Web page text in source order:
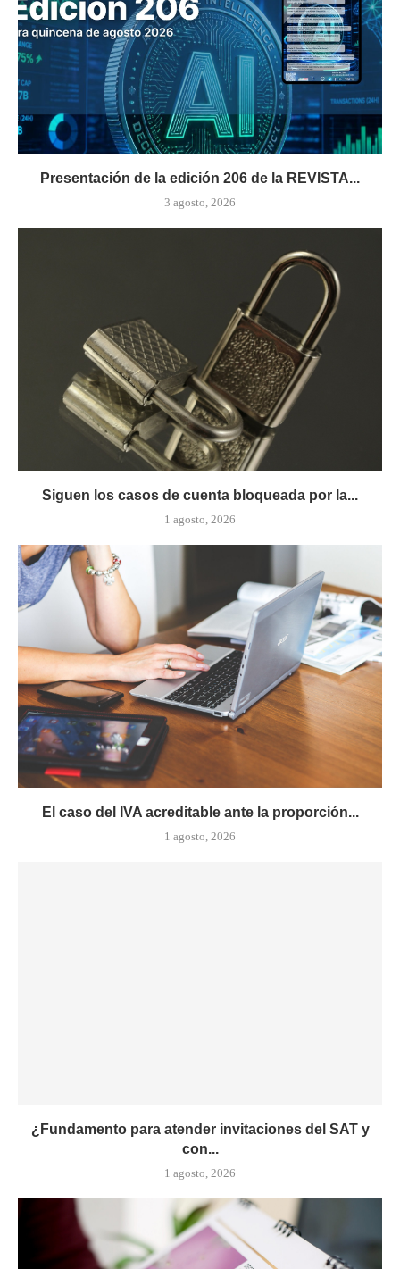
Presentación de la edición 206 de la REVISTA...
3 agosto, 2026
Siguen los casos de cuenta bloqueada por la...
1 agosto, 2026
El caso del IVA acreditable ante la proporción...
1 agosto, 2026
¿Fundamento para atender invitaciones del SAT y
con...
1 agosto, 2026